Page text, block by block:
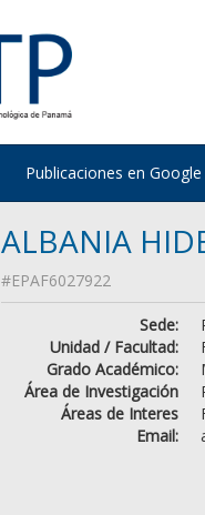
Publicaciones en
ALBANIA
#EPAF6027922
Sede:
Unidad / Facultad:
Grado Académico:
Área de Investigación
Áreas de Interes
Email: